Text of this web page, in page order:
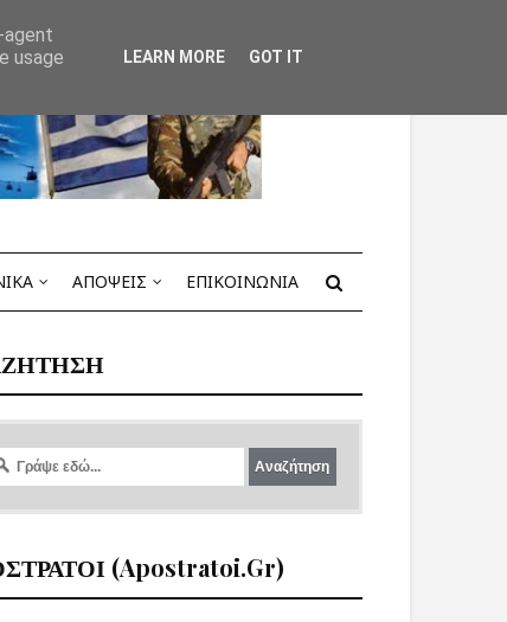
ΑΠΟΨΕΙΣ ΕΠΙΚΟΙΝΩΝΙΑ
(apostratoi.gr)
agent
usage
LEARN MORE GOT IT